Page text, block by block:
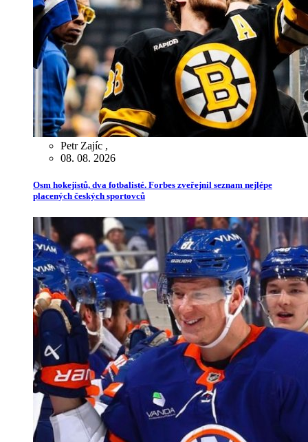
Petr Zajíc ,
08. 08. 2026
Osm hokejistů, dva fotbalisté. Forbes zveřejnil seznam nejlépe
placených českých sportovců